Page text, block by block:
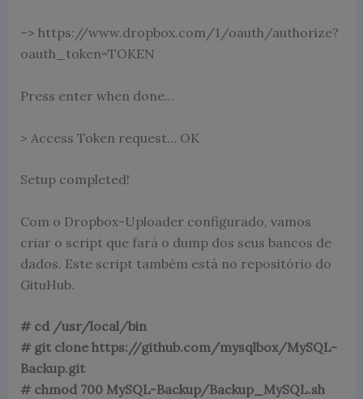
–> https://www.dropbox.com/1/oauth/authorize?
oauth_token=TOKEN
Press enter when done…
> Access Token request… OK
Setup completed!
Com o Dropbox-Uploader configurado, vamos
criar o script que fará o dump dos seus bancos de
dados. Este script também está no repositório do
GituHub.
# cd /usr/local/bin
# git clone https://github.com/mysqlbox/MySQL-
Backup.git
# chmod 700 MySQL-Backup/Backup_MySQL.sh